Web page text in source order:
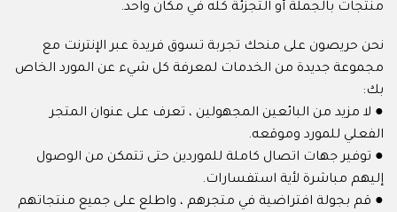
منتجات بالجملة أو التجزئة كله في مكان واحد.
نحن حريصون على منحك تجربة تسوق فريدة عبر الإنترنت مع
مجموعة جديدة من الخدمات لمعرفة كل شيء عن المورد الخاص
بك:
● لا مزيد من البائعين المجهولين ، تعرف على عنوان المتجر
الفعلي للمورد وموقعه.
● توفير جهات اتصال كاملة للموردين حتى تتمكن من الوصول
إليهم مباشرة لأية استفسارات.
● قم بجولة افتراضية في متجرهم ، واطلع على جميع منتجاتهم